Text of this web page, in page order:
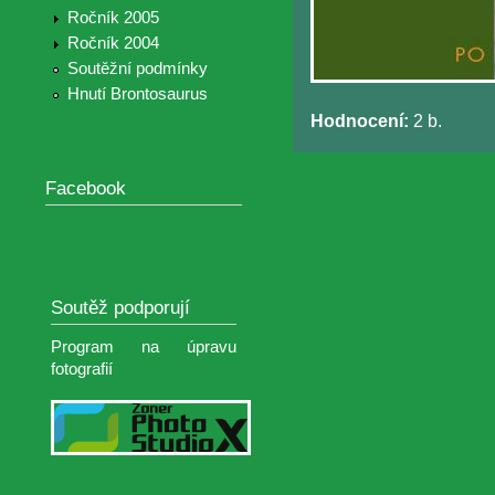
Ročník 2005
Ročník 2004
Soutěžní podmínky
Hnutí Brontosaurus
Facebook
Soutěž podporují
Program na úpravu
fotografií
Hodnocení: 2 b.